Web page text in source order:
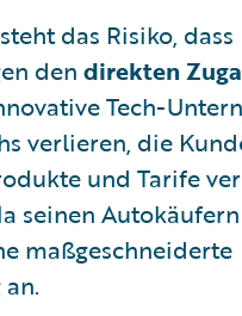
das Risiko, dass
dendirekten
Tech-
verlieren, die
und Tarife
seinen Autokäufern
maßgeschneiderte